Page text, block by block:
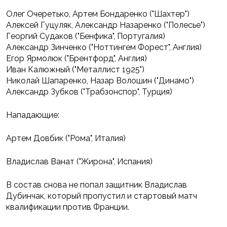
Олег Очеретько, Артем Бондаренко ("Шахтер")
Алексей Гуцуляк, Александр Назаренко ("Полесье")
Георгий Судаков ("Бенфика", Португалия)
Александр Зинченко ("Ноттингем Форест", Англия)
Егор Ярмолюк ("Брентфорд", Англия)
Иван Калюжный ("Металлист 1925")
Николай Шапаренко, Назар Волошин ("Динамо")
Александр Зубков ("Трабзонспор", Турция)
Нападающие:
Артем Довбик ("Рома", Италия)
Владислав Ванат ("Жирона", Испания)
В состав снова не попал защитник Владислав
Дубинчак, который пропустил и стартовый матч
квалификации против Франции.